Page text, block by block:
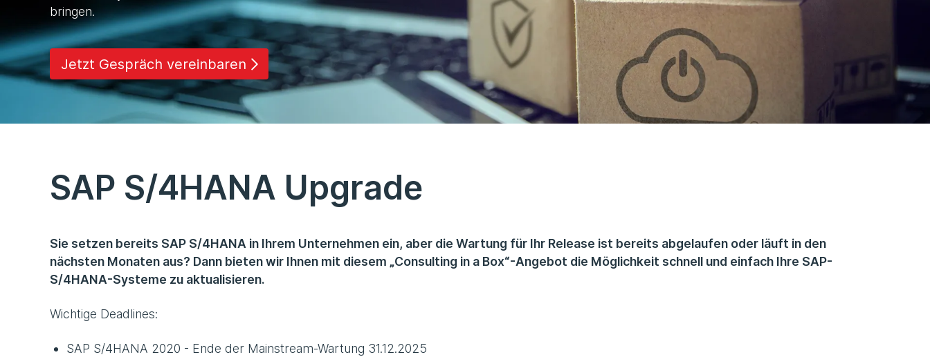
bringen.
Jetzt Gespräch vereinbaren
SAP S/4HANA Upgrade
Sie setzen bereits SAP S/4HANA in Ihrem Unternehmen ein, aber die Wartung für Ihr Release ist bereits abgelaufen oder läuft in den
nächsten Monaten aus? Dann bieten wir Ihnen mit diesem „Consulting in a Box“-Angebot die Möglichkeit schnell und einfach Ihre SAP-
S/4HANA-Systeme zu aktualisieren.
Wichtige Deadlines:
SAP S/4HANA 2020 - Ende der Mainstream-Wartung 31.12.2025